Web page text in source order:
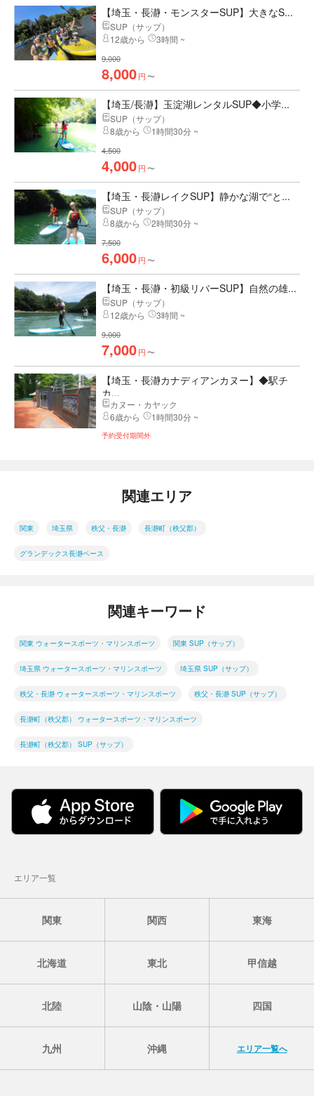
【埼玉・長瀞・モンスターSUP】大きなS...
SUP（サップ）
12歳から
3時間 ~
9,000
8,000円 〜
【埼玉/長瀞】玉淀湖レンタルSUP◆小学...
SUP（サップ）
8歳から
1時間30分 ~
4,500
4,000円 〜
【埼玉・長瀞レイクSUP】静かな湖で“と...
SUP（サップ）
8歳から
2時間30分 ~
7,500
6,000円 〜
【埼玉・長瀞・初級リバーSUP】自然の雄...
SUP（サップ）
12歳から
3時間 ~
9,000
7,000円 〜
【埼玉・長瀞カナディアンカヌー】◆駅チ
カ...
カヌー・カヤック
6歳から
1時間30分 ~
予約受付期間外
関連エリア
関東 埼玉県 秩父・長瀞 長瀞町（秩父郡）
グランデックス長瀞ベース
関連キーワード
関東 ウォータースポーツ・マリンスポーツ 関東 SUP（サップ）
埼玉県 ウォータースポーツ・マリンスポーツ 埼玉県 SUP（サップ）
秩父・長瀞 ウォータースポーツ・マリンスポーツ 秩父・長瀞 SUP（サップ）
長瀞町（秩父郡） ウォータースポーツ・マリンスポーツ
長瀞町（秩父郡） SUP（サップ）
エリア一覧
関東 関西 東海
北海道 東北 甲信越
北陸 山陰・山陽 四国
九州 沖縄 エリア一覧へ